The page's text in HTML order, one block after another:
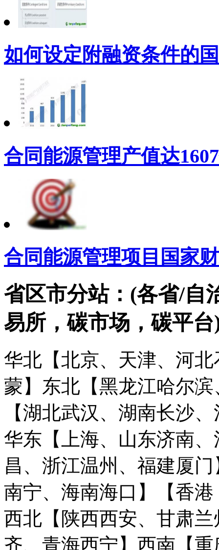
如何设定附融资条件的
合同能源管理产值达
合同能源管理项目国家
省区市分站：(各省/自
易所，碳市场，碳平台
华北【北京、天津、河
蒙】 东北【黑龙江哈尔
【湖北武汉、湖南长沙
华东【上海、山东济南
昌、浙江温州、福建厦门
南宁、海南海口】
【香
西北【陕西西安、甘肃
齐、青海西宁】 西南【